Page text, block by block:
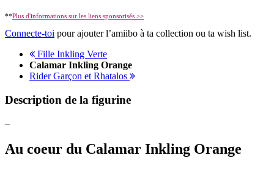
**Plus d'informations sur les liens sponsorisés >>
Connecte-toi pour ajouter l’amiibo à ta collection ou ta wish list.
Fille Inkling Verte
Calamar Inkling Orange
Rider Garçon et Rhatalos
Description de la figurine
–
Au coeur du Calamar Inkling Orange